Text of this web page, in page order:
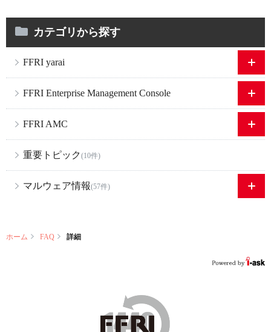
カテゴリから探す
FFRI yarai
FFRI Enterprise Management Console
FFRI AMC
重要トピック (10件)
マルウェア情報(57件)
ホーム FAQ 詳細